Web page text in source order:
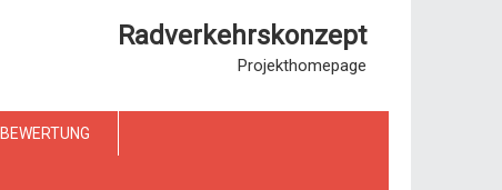
Radverkehrskonzept
Projekthomepage